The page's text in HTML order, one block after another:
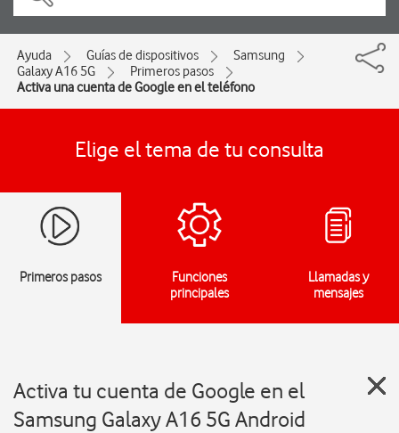
Ayuda Guías de dispositivos
Samsung
Galaxy A16 5G
Primeros pasos
Activa una cuenta de Google en el teléfono
Elige el tema de tu consulta
Primeros pasos
Funciones
principales
Llamadas y
mensajes
Activa tu cuenta de Google en el
Samsung Galaxy A16 5G Android